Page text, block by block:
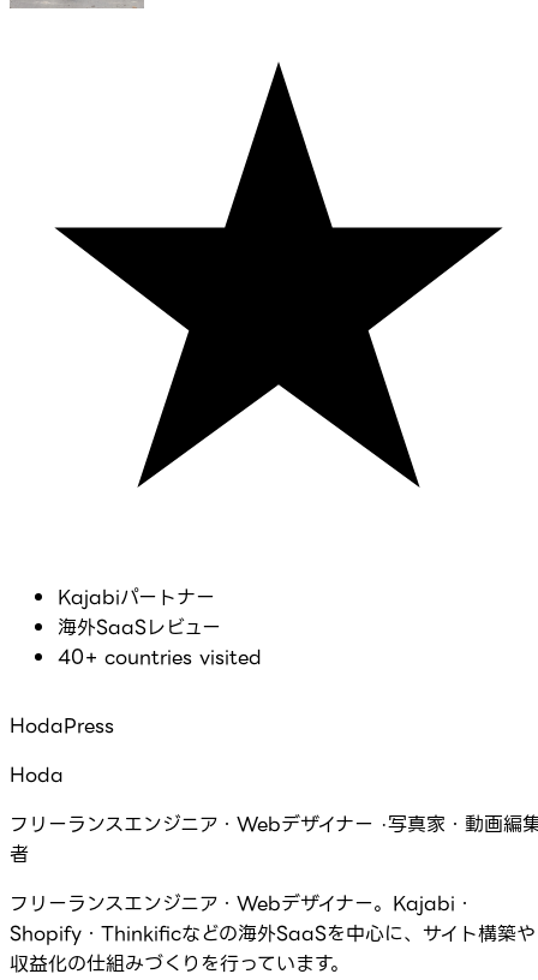
Kajabiパートナー
海外SaaSレビュー
40+ countries visited
HodaPress
Hoda
フリーランスエンジニア・Webデザイナー ·写真家・動画編
者
フリーランスエンジニア・Webデザイナー。Kajabi・
Shopify・Thinkificなどの海外SaaSを中心に、サイト構築や
収益化の仕組みづくりを行っています。